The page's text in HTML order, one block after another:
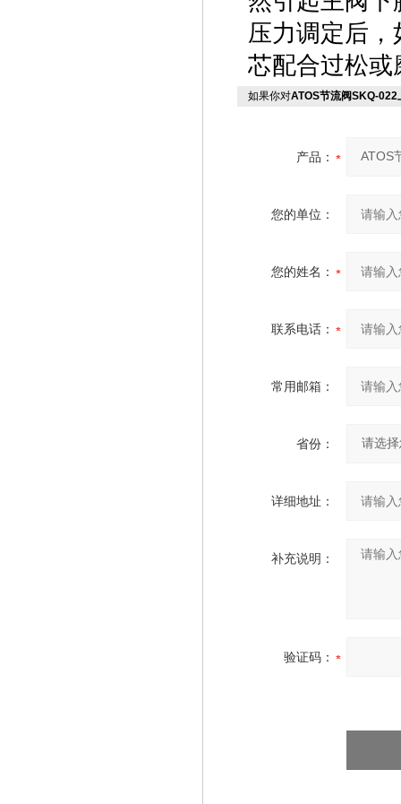
压力调定后
芯配合过松
如果你对ATOS节流阀SKQ-022
产品：
您的单位：
您的姓名：
联系电话：
常用邮箱：
省份：
详细地址：
补充说明：
验证码：